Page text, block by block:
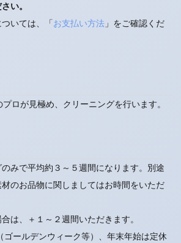
い。
いては、「お支払い方法 」をご確認くだ
ロが見極め、クリーニングを行います。
みで平均約３～５週間になります。別途
のお品物に関しましてはお時間をいただ
は、＋１～２週間いただきます。
ゴールデンウィーク等）、年末年始は定休